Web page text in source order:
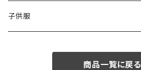
50/XL～
48/L
子供服
商品一覧に戻る